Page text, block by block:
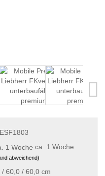
ca. 1 Woche
abweichend)
/ 60,0 / 60,0 cm